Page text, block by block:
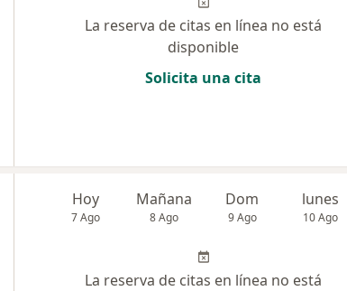
La reserva de citas en línea no está
disponible
Solicita una cita
Hoy
7 Ago
Mañana
8 Ago
Dom
9 Ago
lunes
10 Ago
La reserva de citas en línea no está